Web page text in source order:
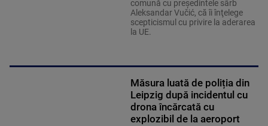
comună cu preşedintele sârb
Aleksandar Vučić, că îi înţelege
scepticismul cu privire la aderarea
la UE.
Măsura luată de poliția din
Leipzig după incidentul cu
drona încărcată cu
explozibil de la aeroport